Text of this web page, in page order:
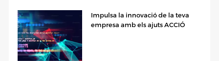
Impulsa la innovació de la teva
empresa amb els ajuts ACCIÓ